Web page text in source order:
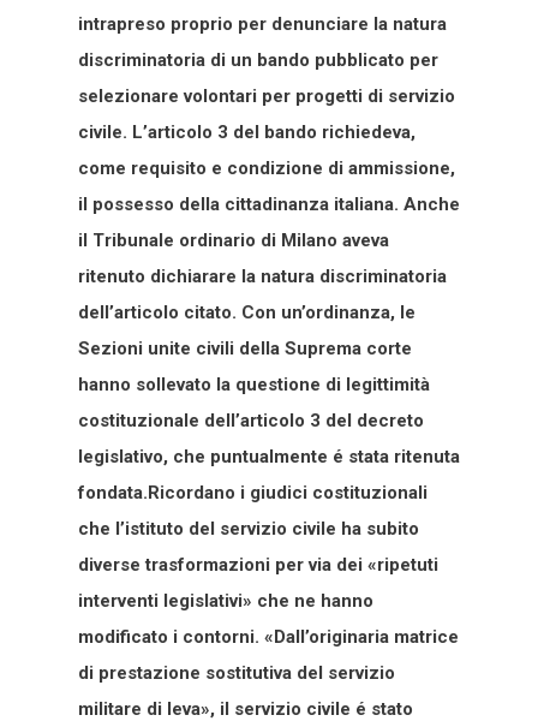
intrapreso proprio per denunciare la natura
discriminatoria di un bando pubblicato per
selezionare volontari per progetti di servizio
civile. L’articolo 3 del bando richiedeva,
come requisito e condizione di ammissione,
il possesso della cittadinanza italiana. Anche
il Tribunale ordinario di Milano aveva
ritenuto dichiarare la natura discriminatoria
dell’articolo citato. Con un’ordinanza, le
Sezioni unite civili della Suprema corte
hanno sollevato la questione di legittimità
costituzionale dell’articolo 3 del decreto
legislativo, che puntualmente é stata ritenuta
fondata.Ricordano i giudici costituzionali
che l’istituto del servizio civile ha subito
diverse trasformazioni per via dei «ripetuti
interventi legislativi» che ne hanno
modificato i contorni. «Dall’originaria matrice
di prestazione sostitutiva del servizio
militare di leva», il servizio civile é stato